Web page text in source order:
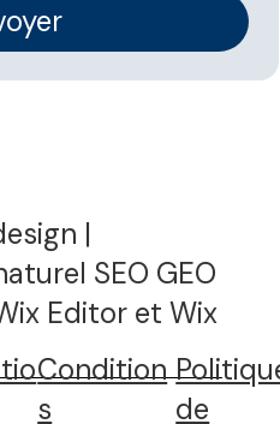
|
SEO GEO
Editor et Wix
de
Condition
s